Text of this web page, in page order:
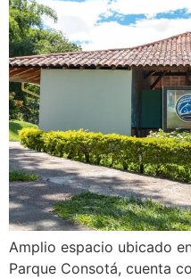
Amplio espacio ubicado
Parque Consotá, cuenta